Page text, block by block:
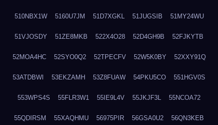
510NBX1W 5160U7JM 51D7XGKL 51JUGSIB 51MY24WU
51VJOSDY 51ZE8MKB 522X4O28 52D4GH9B 52FJKYTB
52MOA4HC 52SYO0Q2 52TPECFV 52W5K0BY 52XXY91Q
53ATDBWI 53EKZAMH 53Z8FUAW 54PKU5CO 551HGV0S
553WPS4S 55FLR3W1 55IE9L4V 55JKJF3L 55NCOA72
55QDIRSM 55XAQHMU 56975PIR 56GSA0U2 56QN3KEB